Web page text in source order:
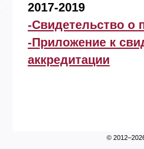
2017-2019
-Свидетельство о
-Приложение к
аккредитации
©